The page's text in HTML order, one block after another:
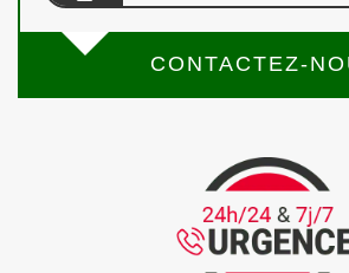
CONTACTEZ-